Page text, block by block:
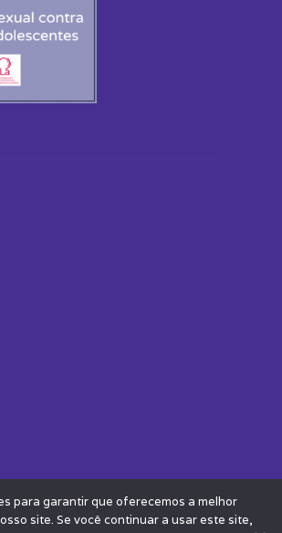
para garantir que oferecemos a melhor
site. Se você continuar a usar este site,